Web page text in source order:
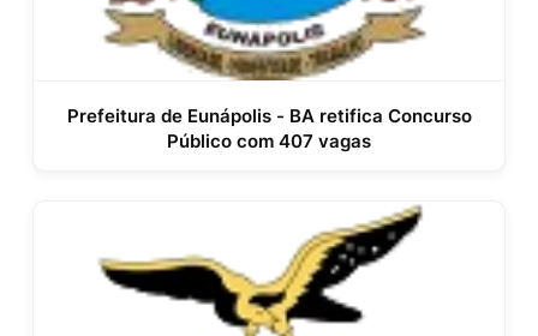
Prefeitura de Eunápolis - BA retifica Concurso
Público com 407 vagas